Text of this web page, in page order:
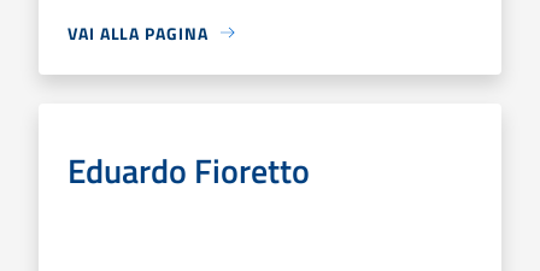
VAI ALLA PAGINA
Eduardo Fioretto